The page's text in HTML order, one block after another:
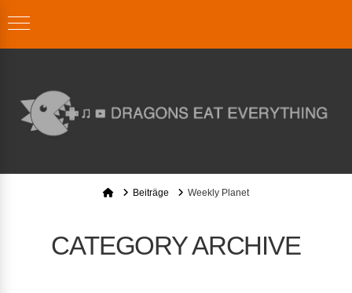
HomeBeiträge Weekly Planet
CATEGORY ARCHIVE